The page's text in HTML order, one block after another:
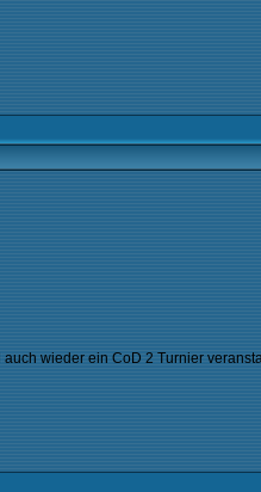
wieder ein CoD 2 Turnier